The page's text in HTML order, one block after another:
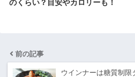
のくらい？目安やカロリーも！
前の記事
ウインナーは糖質制限